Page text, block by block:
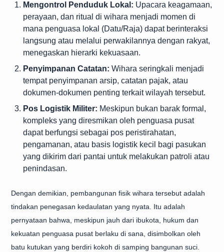
Mengontrol Penduduk Lokal: Upacara keagamaan,
perayaan, dan ritual di wihara menjadi momen di
mana penguasa lokal (Datu/Raja) dapat berinteraksi
langsung atau melalui perwakilannya dengan rakyat,
menegaskan hierarki kekuasaan.
Penyimpanan Catatan: Wihara seringkali menjadi
tempat penyimpanan arsip, catatan pajak, atau
dokumen-dokumen penting terkait wilayah tersebut.
Pos Logistik Militer: Meskipun bukan barak formal,
kompleks yang diresmikan oleh penguasa pusat
dapat berfungsi sebagai pos peristirahatan,
pengamanan, atau basis logistik kecil bagi pasukan
yang dikirim dari pantai untuk melakukan patroli atau
penindasan.
Dengan demikian, pembangunan fisik wihara tersebut adalah
tindakan penegasan kedaulatan yang nyata. Itu adalah
pernyataan bahwa, meskipun jauh dari ibukota, hukum dan
kekuatan penguasa pusat berlaku di sana, disimbolkan oleh
batu kutukan yang berdiri kokoh di samping bangunan suci.